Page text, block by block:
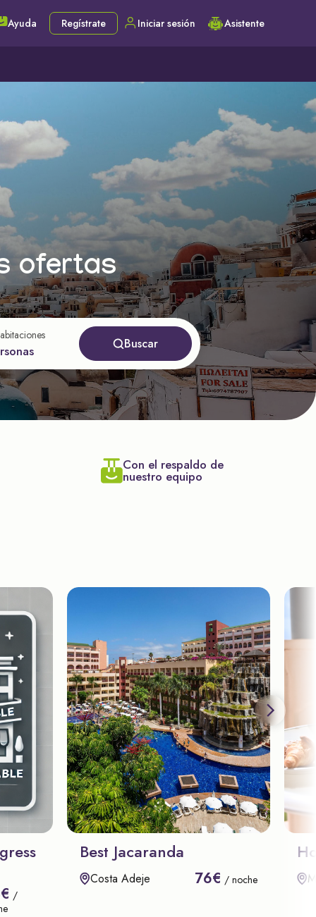
Ayuda Regístrate Iniciar sesión Asistente
ofertas
Buscar
Con el respaldo de
nuestro equipo
/
Best Jacaranda
Costa Adeje 76€ / noche